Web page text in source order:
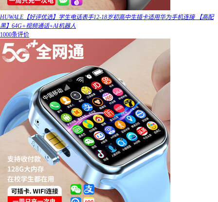
HUWALE【好评优选】学生电话表手12-18岁初高中生插卡适用华为手机连接 【高配
黑】64G+视频通话+AI机器人
1000条评价